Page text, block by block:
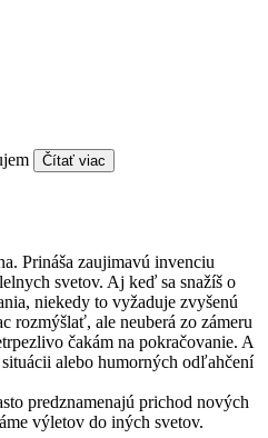
Čítať viac
Prináša zaujimavú invenciu
svetov. Aj keď sa snažíš o
niekedy to vyžaduje zvyšenú
rozmýšlať, ale neuberá zo zámeru
čakám na pokračovanie. A
alebo humorných odľahčení
predznamenajú prichod nových
výletov do iných svetov.